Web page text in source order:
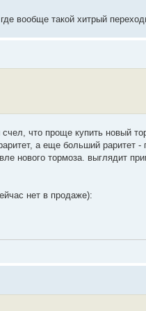
вообще такой хитрый
что проще купить новый
а еще больший раритет -
нового тормоза. выглядит
нет в продаже):